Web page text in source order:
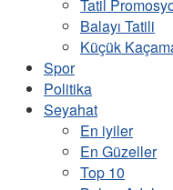
Tatil
Balayı Tatili
Küçük
Spor
Politika
Seyahat
En iyiler
En Güzeller
Top 10